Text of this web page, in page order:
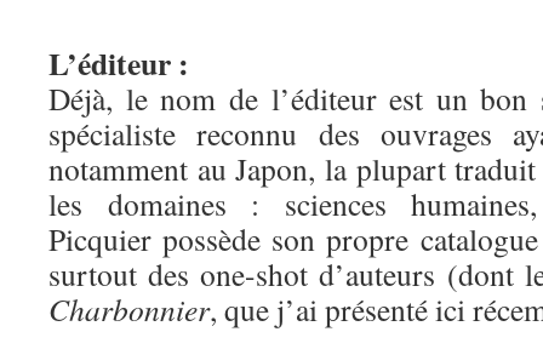
L’éditeur :
Déjà, le nom de l’éditeur est un
spécialiste reconnu des ouvrages
notamment au Japon, la plupart
les domaines : sciences
Picquier possède son propre
surtout des one-shot d’auteurs (dont
Charbonnier, que j’ai présenté ici